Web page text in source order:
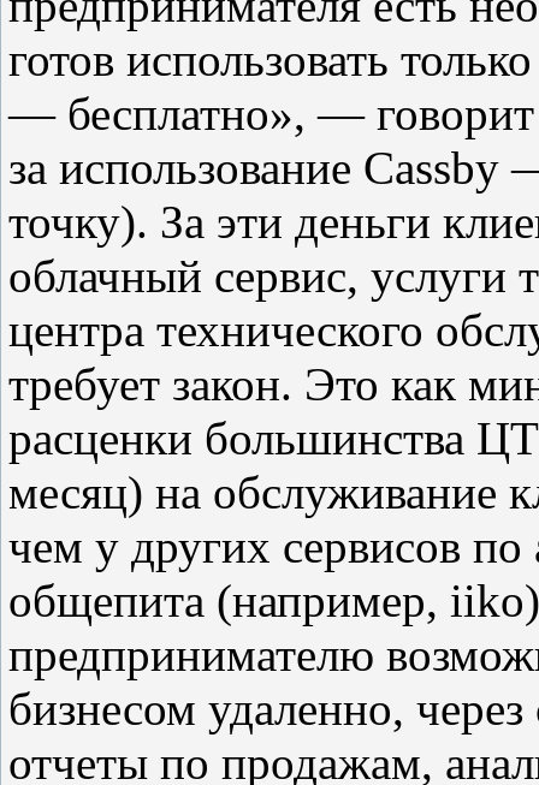
готов использовать
— бесплатно», — говорит
за использование
точку). За эти деньги
облачный сервис, услуги
центра технического
требует закон. Это как
расценки большинства
месяц) на обслуживание
чем у других сервисов по
общепита (например,
предпринимателю
бизнесом удаленно,
отчеты по продажам,